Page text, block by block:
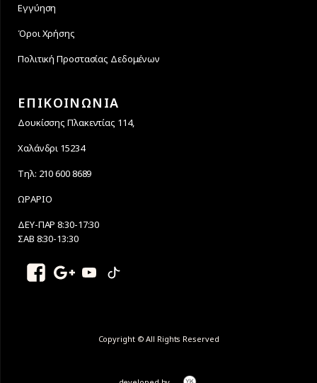
Εγγύηση
Όροι Χρήσης
Πολιτική Προστασίας Δεδομένων
ΕΠΙΚΟΙΝΩΝΙΑ
Δουκίσσης Πλακεντίας 114,
Χαλάνδρι 15234
Τηλ: 210 600 8689
ΩΡΑΡΙΟ
ΔΕΥ-ΠΑΡ 8:30-17:30
ΣΑΒ 8:30-13:30
Copyright © All Rights Reserved